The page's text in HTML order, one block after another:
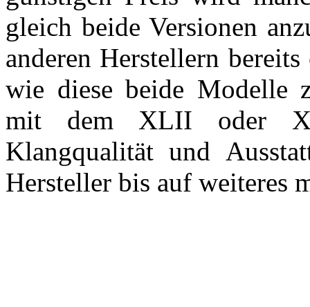
gleich beide Versionen
anderen Herstellern
wie diese beide Modelle
mit dem XLII oder
Klangqualität und
Hersteller bis auf weiteres